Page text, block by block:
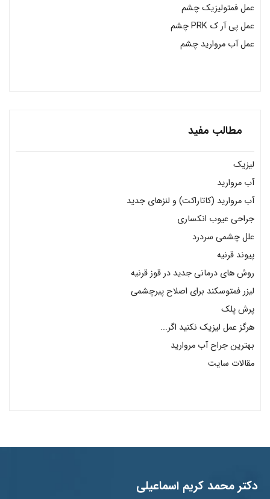
عمل فمتولیزیک چشم
عمل پی آر ک PRK چشم
عمل آب مروارید چشم
مطالب مفید
لیزیک
آب مروارید
آب مروارید (کاتاراکت) و لنزهای جدید
جراحی عیوب انکساری
علل چشمی سردرد
پیوند قرنیه
روش های درمانی جدید در قوز قرنیه
لیزر فمتوسکند برای اصلاح پیرچشمی
پرش پلک
هرگز عمل لیزیک نکنید اگر...
بهترین جراح آب مروارید
مقالات سایت
دکتر محمد کریم اسماعیلی